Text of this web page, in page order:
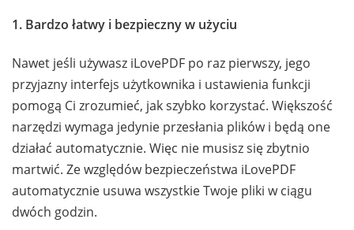
1. Bardzo łatwy i bezpieczny w użyciu
Nawet jeśli używasz iLovePDF po raz pierwszy, jego
przyjazny interfejs użytkownika i ustawienia funkcji
pomogą Ci zrozumieć, jak szybko korzystać. Większość
narzędzi wymaga jedynie przesłania plików i będą one
działać automatycznie. Więc nie musisz się zbytnio
martwić. Ze względów bezpieczeństwa iLovePDF
automatycznie usuwa wszystkie Twoje pliki w ciągu
dwóch godzin.